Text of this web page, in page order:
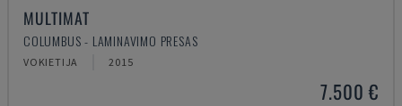
MULTIMAT
COLUMBUS - LAMINAVIMO PRESAS
VOKIETIJA 2015
7.500 €